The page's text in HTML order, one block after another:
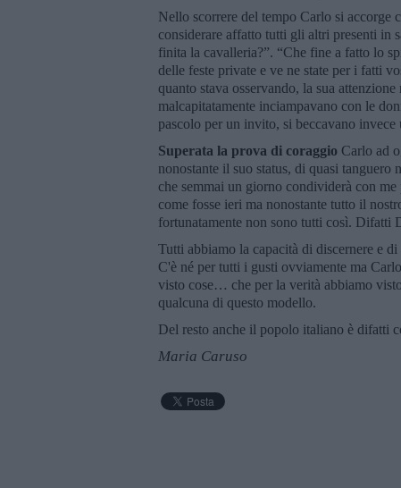
Nello scorrere del tempo Carlo si accorge
considerare affatto tutti gli altri presenti in
finita la cavalleria?”. “Che fine a fatto lo
delle feste private e ve ne state per i fatti
quanto stava osservando, la sua
malcapitatamente inciampavano con le
pascolo per un invito, si beccavano invece
Superata la prova di coraggio Carlo ad
nonostante il suo status, di quasi tanguero
che semmai un giorno condividerà con
come fosse ieri ma nonostante tutto il
fortunatamente non sono tutti così. Difatti
Tutti abbiamo la capacità di discernere e
C'è né per tutti i gusti ovviamente ma
visto cose… che per la verità abbiamo
qualcuna di questo modello.
Del resto anche il popolo italiano è difatti
Maria Caruso